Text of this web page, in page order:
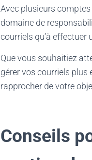
Avec plusieurs
domaine de
courriels qu’à effectuer
Que vous souhaitiez
gérer vos courriels plus
rapprocher de votre
Conseils